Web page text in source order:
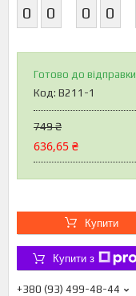
0 0 0 0
Готово до відправки
Код: B211-1
749 ₴
636,65 ₴
Купити
Купити з
+380 (93) 499-48-44